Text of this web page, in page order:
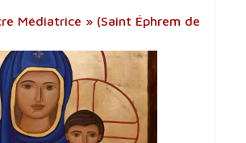
Médiatrice » (Saint Éphrem de